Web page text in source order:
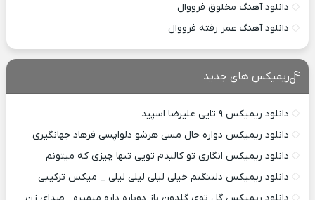
دانلود آهنگ مخلوق فرووال
دانلود آهنگ عمر رفته فرووال
ریمیکس های جدید
دانلود ریمیکس ۹ تایی علیرضا اسپید
دانلود ریمیکس دواره حال مسی هرشو دلواپسی فرهاد جهانگیری
دانلود ریمیکس انگاری تو کالبدم تویی تنها چیزی که میتونم
دانلود ریمیکس دلتنگتم خیلی لیلی لیلی لیلی _ میکس ترکیبی